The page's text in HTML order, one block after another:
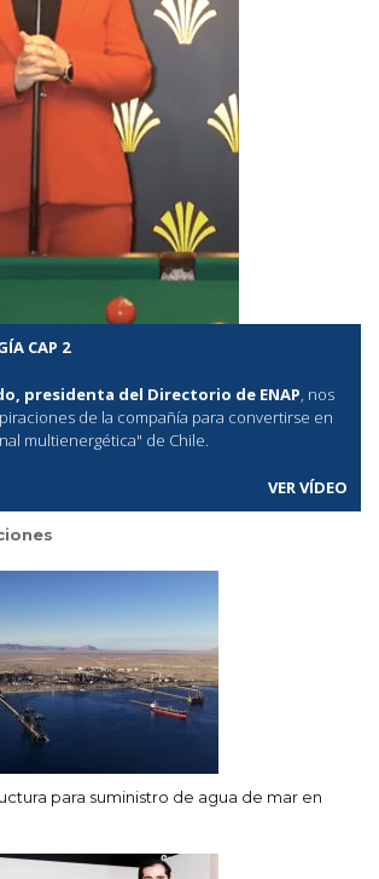
CAP 2
presidenta del Directorio de ENAP , nos
de la compañía para convertirse en
multienergética" de Chile.
VER VÍDEO
para suministro de agua de mar en